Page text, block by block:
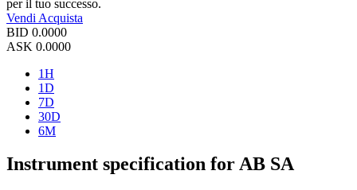
per il tuo successo.
Vendi Acquista
BID 0.0000
ASK 0.0000
1H
1D
7D
30D
6M
Instrument specification for AB SA